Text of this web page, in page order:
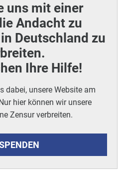
uns mit einer
Andacht zu
Deutschland zu
Ihre Hilfe!
dabei, unsere Website am
hier können wir unsere
Zensur verbreiten.